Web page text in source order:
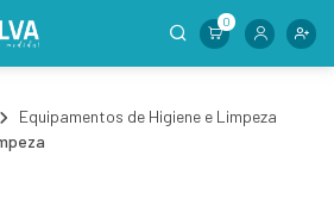
0
Equipamentos de Higiene e Limpeza